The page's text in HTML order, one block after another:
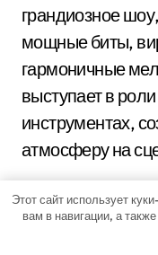
грандиозное
мощные биты,
гармоничные
выступает в
инструментах,
атмосферу на
Каждый его сет
в электронный
Этот сайт использует
вам в навигации, а